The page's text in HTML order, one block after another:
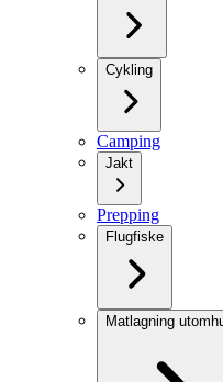
Cykling
Camping
Jakt
Prepping
Flugfiske
Matlagning